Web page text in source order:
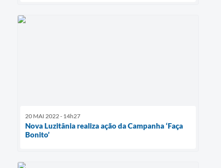
20 MAI 2022 - 14h27
Nova Luzitânia realiza ação da Campanha ‘Faça
Bonito’